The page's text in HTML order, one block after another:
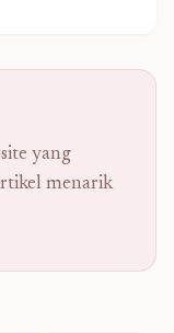
yang
menarik